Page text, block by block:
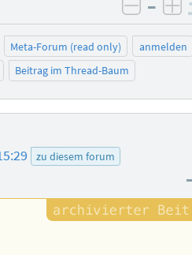
–
Meta-Forum (read only)
anmelden
Beitrag im Thread-Baum
zu diesem forum